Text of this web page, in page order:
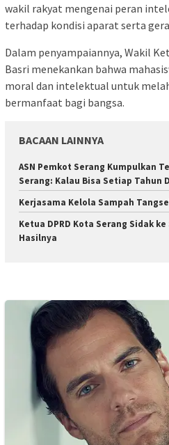
wakil rakyat mengenai peran
terhadap kondisi aparat serta
Dalam penyampaiannya, Wakil
Basri menekankan bahwa
moral dan intelektual untuk
bermanfaat bagi bangsa.
BACAAN LAINNYA
ASN Pemkot Serang Kumpulkan
Serang: Kalau Bisa Setiap Tahun
Kerjasama Kelola Sampah
Ketua DPRD Kota Serang Sidak
Hasilnya